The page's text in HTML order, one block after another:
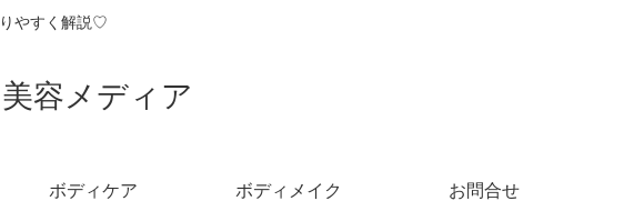
やすく解説♡
容メディア
ボディケア ボディメイク お問合せ